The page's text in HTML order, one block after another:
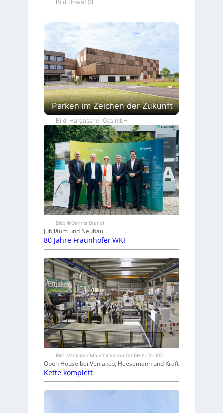
Bild: Jowat SE
Parken im Zeichen der Zukunft
Bild: Hargassner Ges mbH
Bild: ©Dennis Brandt
Jubiläum und Neubau
80 Jahre Fraunhofer WKI
Bild: Venjakob Maschinenbau GmbH & Co. KG
Open House bei Venjakob, Heesemann und Kraft
Kette komplett